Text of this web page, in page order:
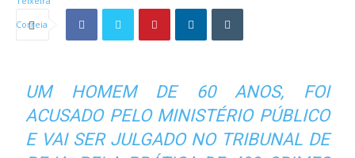
UM HOMEM DE 60 ANOS, FOI
ACUSADO PELO MINISTÉRIO PÚBLICO
E VAI SER JULGADO NO TRIBUNAL DE